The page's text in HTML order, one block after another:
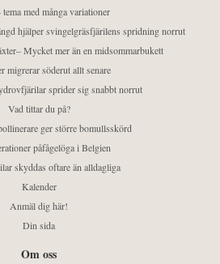
med många variationer
hjälper svingelgräsfjärilens spridning norrut
Mycket mer än en midsommarbukett
migrerar söderut allt senare
sprider sig snabbt norrut
Vad tittar du på?
ger större bomullsskörd
påfågelöga i Belgien
skyddas oftare än alldagliga
Kalender
Anmäl dig här!
Din sida
Om oss